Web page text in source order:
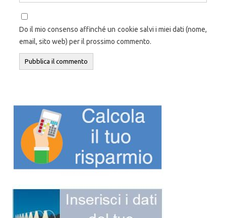
Do il mio consenso affinché un cookie salvi i miei dati (nome,
email, sito web) per il prossimo commento.